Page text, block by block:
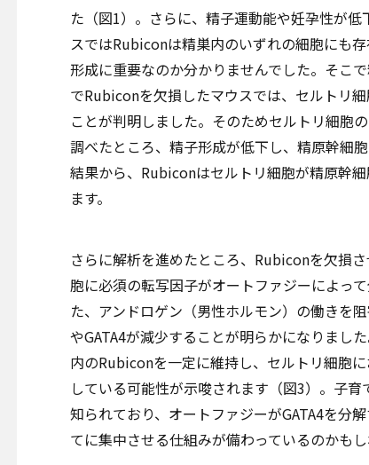
た（図1）。さらに、精子運動能や妊孕性が
スではRubiconは精巣内のいずれの細胞にも
形成に重要なのか分かりませんでした。そこ
でRubiconを欠損したマウスでは、セルトリ
ことが判明しました。そのためセルトリ細胞
調べたところ、精子形成が低下し、精原幹細
結果から、Rubiconはセルトリ細胞が精原幹
ます。
さらに解析を進めたところ、Rubiconを欠損
胞に必須の転写因子がオートファジーによっ
た、アンドロゲン（男性ホルモン）の働きを
やGATA4が減少することが明らかになりまし
内のRubiconを一定に維持し、セルトリ細胞
している可能性が示唆されます（図3）。子
知られており、オートファジーがGATA4を分
てに集中させる仕組みが備わっているのかもし